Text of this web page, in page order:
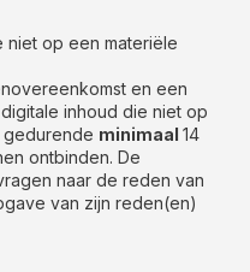
niet op een materiële
en een
inhoud die niet op
minimaal 14
ontbinden. De
naar de reden van
van zijn reden(en)